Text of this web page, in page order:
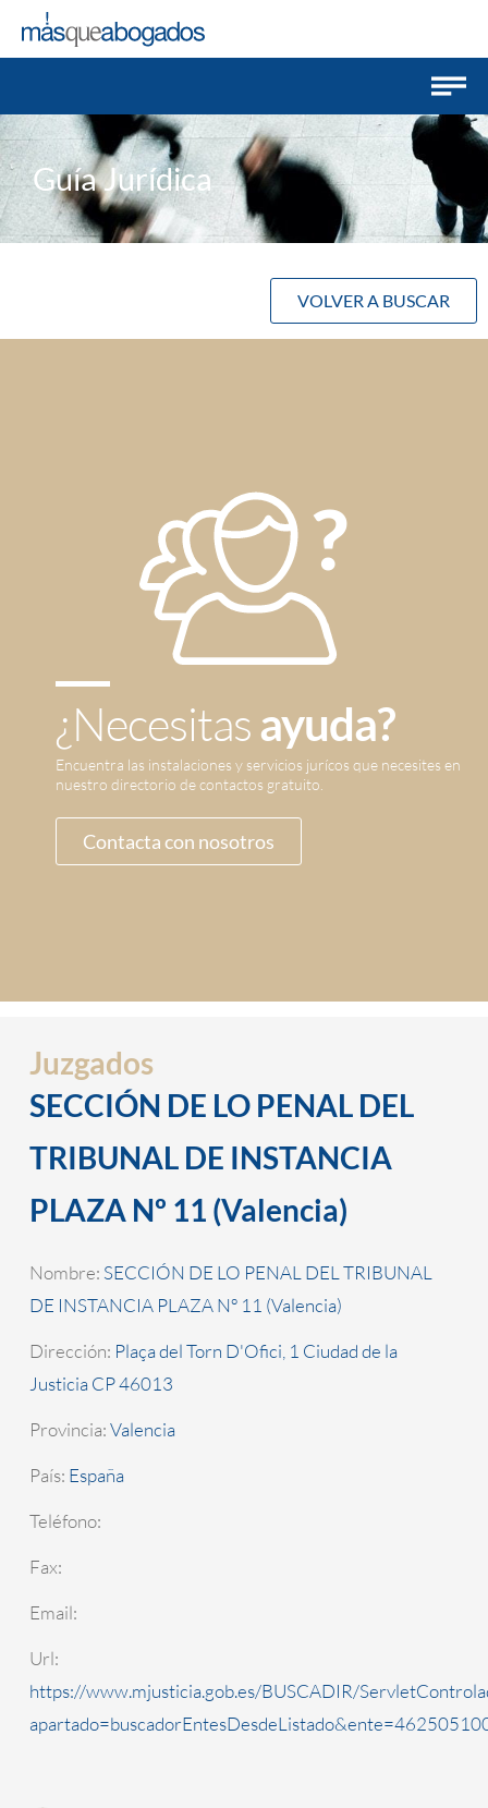
Guía Jurídica
VOLVER A BUSCAR
¿Necesitasayuda?
Encuentra las instalaciones y servicios jurícos que necesites en
nuestro directorio de contactos gratuito.
Contacta con nosotros
Juzgados
SECCIÓN DE LO PENAL DEL
TRIBUNAL DE INSTANCIA
PLAZA Nº 11 (Valencia)
Nombre: SECCIÓN DE LO PENAL DEL TRIBUNAL
DE INSTANCIA PLAZA Nº 11 (Valencia)
Dirección: Plaça del Torn D'Ofici, 1 Ciudad de la
Justicia CP 46013
Provincia:Valencia
País: España
Teléfono:
Fax:
Email:
Url:
https://www.mjusticia.gob.es/BUSCADIR/